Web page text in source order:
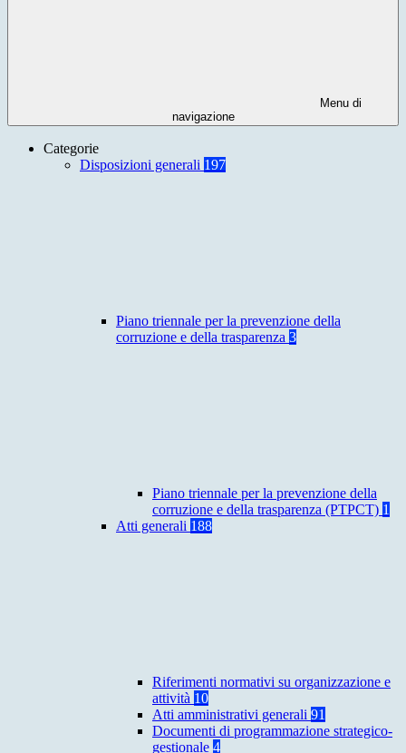
Menu di
navigazione
Categorie
Disposizioni generali 197
Piano triennale per la prevenzione della
corruzione e della trasparenza 3
Piano triennale per la prevenzione della
corruzione e della trasparenza (PTPCT) 1
Atti generali 188
Riferimenti normativi su organizzazione e
attività 10
Atti amministrativi generali 91
Documenti di programmazione strategico-
gestionale 4